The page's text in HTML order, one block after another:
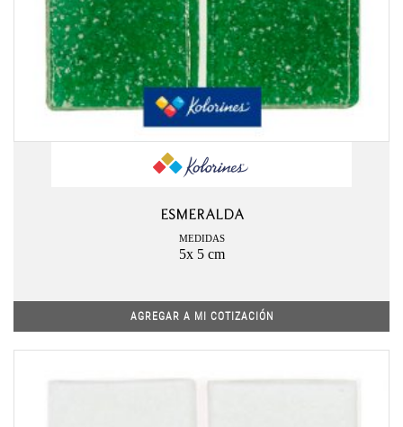
ESMERALDA
MEDIDAS
5x 5 cm
AGREGAR A MI COTIZACIÓN